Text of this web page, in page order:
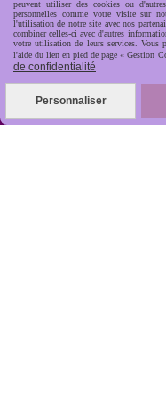
peuvent utiliser des cookies ou
personnelles comme votre visite sur
l'utilisation de notre site avec nos
combiner celles-ci avec d'autres
votre utilisation de leurs services. Vous
l'aide du lien en pied de page « Gestion
de confidentialité
Personnaliser